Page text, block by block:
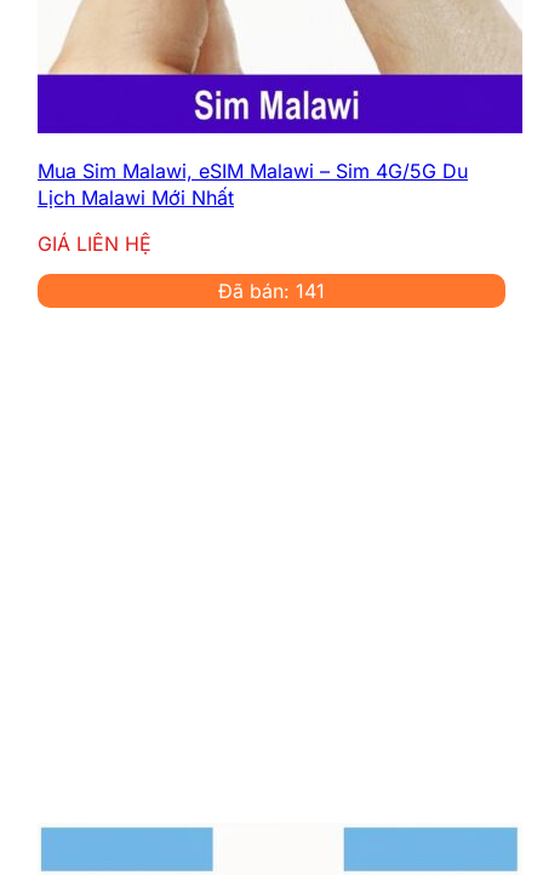
Mua Sim Malawi, eSIM Malawi – Sim 4G/5G Du
Lịch Malawi Mới Nhất
GIÁ LIÊN HỆ
Đã bán: 141